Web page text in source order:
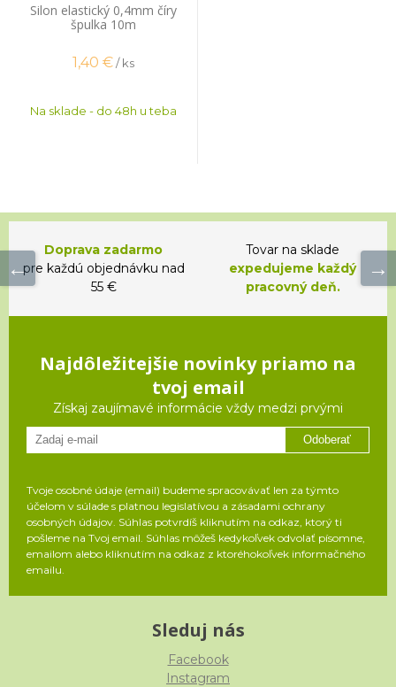
Silon elastický 0,4mm číry
špulka 10m
1,40 € / ks
Na sklade - do 48h u teba
Doprava zadarmo
pre každú objednávku nad
55 €
Tovar na sklade
expedujeme každý
pracovný deň.
Najdôležitejšie novinky priamo na
tvoj email
Získaj zaujímavé informácie vždy medzi prvými
Odoberať
Tvoje osobné údaje (email) budeme spracovávať len za týmto
účelom v súlade s platnou legislatívou a zásadami ochrany
osobných údajov. Súhlas potvrdíš kliknutím na odkaz, ktorý ti
pošleme na Tvoj email. Súhlas môžeš kedykoľvek odvolať písomne,
emailom alebo kliknutím na odkaz z ktoréhokoľvek informačného
emailu.
Sleduj nás
Facebook
Instagram